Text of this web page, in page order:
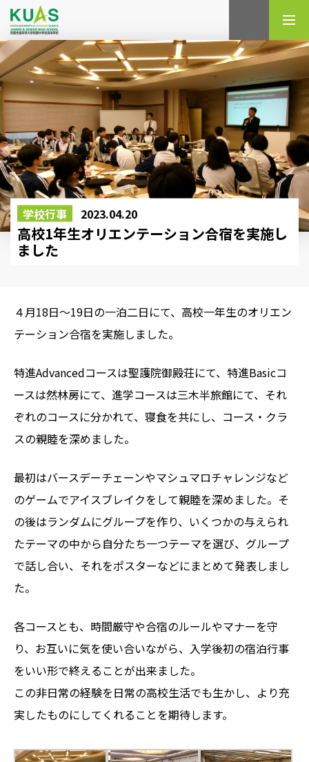
検索
学校行事 2023.04.20
高校1年生オリエンテーション合宿を実施し
ました
４月18日～19日の一泊二日にて、高校一年生のオリエン
テーション合宿を実施しました。
特進Advancedコースは聖護院御殿荘にて、特進Basicコ
ースは然林房にて、進学コースは三木半旅館にて、それ
ぞれのコースに分かれて、寝食を共にし、コース・クラ
スの親睦を深めました。
最初はバースデーチェーンやマシュマロチャレンジなど
のゲームでアイスブレイクをして親睦を深めました。そ
の後はランダムにグループを作り、いくつかの与えられ
たテーマの中から自分たち一つテーマを選び、グループ
で話し合い、それをポスターなどにまとめて発表しまし
た。
各コースとも、時間厳守や合宿のルールやマナーを守
り、お互いに気を使い合いながら、入学後初の宿泊行事
をいい形で終えることが出来ました。
この非日常の経験を日常の高校生活でも生かし、より充
実したものにしてくれることを期待します。